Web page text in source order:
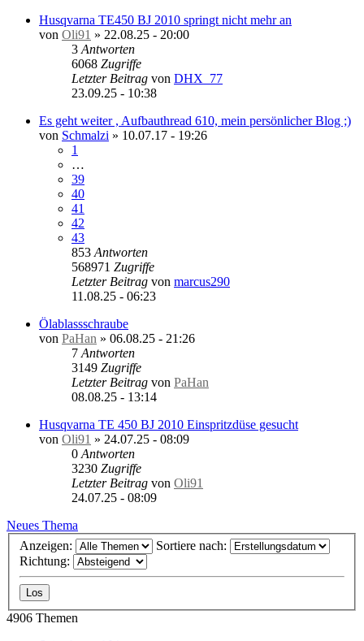
Husqvarna TE450 BJ 2010 springt nicht mehr an
von Oli91 » 22.08.25 - 20:00
3 Antworten
6068 Zugriffe
Letzter Beitrag von DHX_77
23.09.25 - 10:38
Es geht weiter , Aufbauthread 610, mein persönlicher Blog ;)
von Schmalzi » 10.07.17 - 19:26
1
…
39
40
41
42
43
853 Antworten
568971 Zugriffe
Letzter Beitrag von marcus290
11.08.25 - 06:23
Ölablassschraube
von PaHan » 06.08.25 - 21:26
7 Antworten
3149 Zugriffe
Letzter Beitrag von PaHan
08.08.25 - 13:14
Husqvarna TE 450 BJ 2010 Einspritzdüse gesucht
von Oli91 » 24.07.25 - 08:09
0 Antworten
3230 Zugriffe
Letzter Beitrag von Oli91
24.07.25 - 08:09
Neues Thema
Anzeigen:
Sortiere nach:
Richtung:
4906 Themen